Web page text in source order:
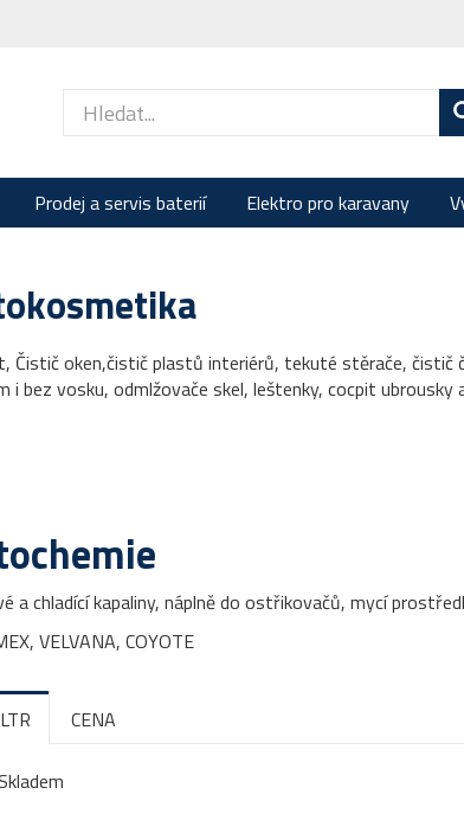
Prodej a servis baterií Elektro pro karavany
Čistič oken,čistič plastů interiérů, tekuté stěrače, čistič
i bez vosku, odmlžovače skel, leštenky, cocpit ubrousky
a chladící kapaliny, náplně do ostřikovačů, mycí
VELVANA, COYOTE
CENA